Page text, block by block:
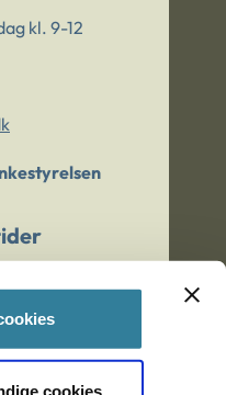
cookies
kl. 9-12
en ung?